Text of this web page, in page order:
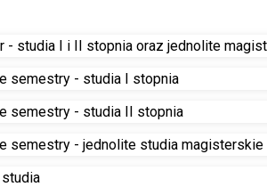
- studia I i II stopnia oraz jednolite
semestry - studia I stopnia
semestry - studia II stopnia
semestry - jednolite studia magisterskie
studia